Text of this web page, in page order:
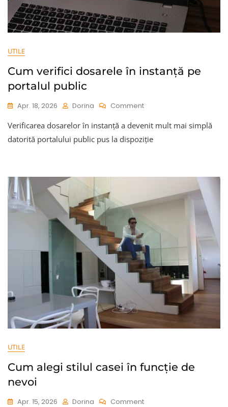
UTILE
Cum verifici dosarele în instanță pe
portalul public
Apr. 18, 2026 Dorina CommentOn
Verifici
Dosarele
În
Portalul
Verificarea dosarelor în instanță a devenit mult mai simplă
datorită portalului public pus la dispoziție
UTILE
Cum alegi stilul casei în funcție de
nevoi
Apr. 15, 2026 Dorina CommentOn